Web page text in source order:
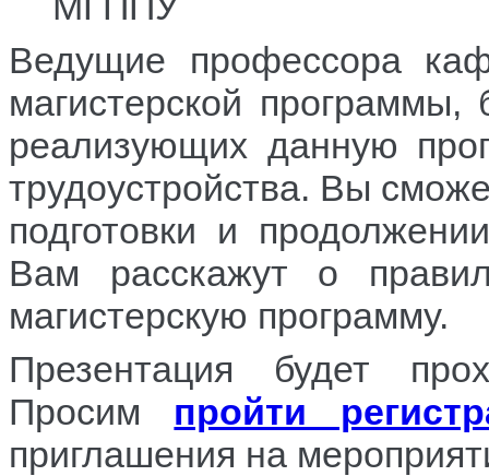
Ведущие профессора
магистерской программы,
реализующих данную
трудоустройства. Вы
подготовки и
Вам расскажут о
магистерскую программу.
Презентация будет
Просим пройти
приглашения на